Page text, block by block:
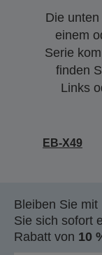
Die
einem
Serie
finden
Links
EB-X49
Bleiben Sie
Sie sich sofort
Rabatt von 10